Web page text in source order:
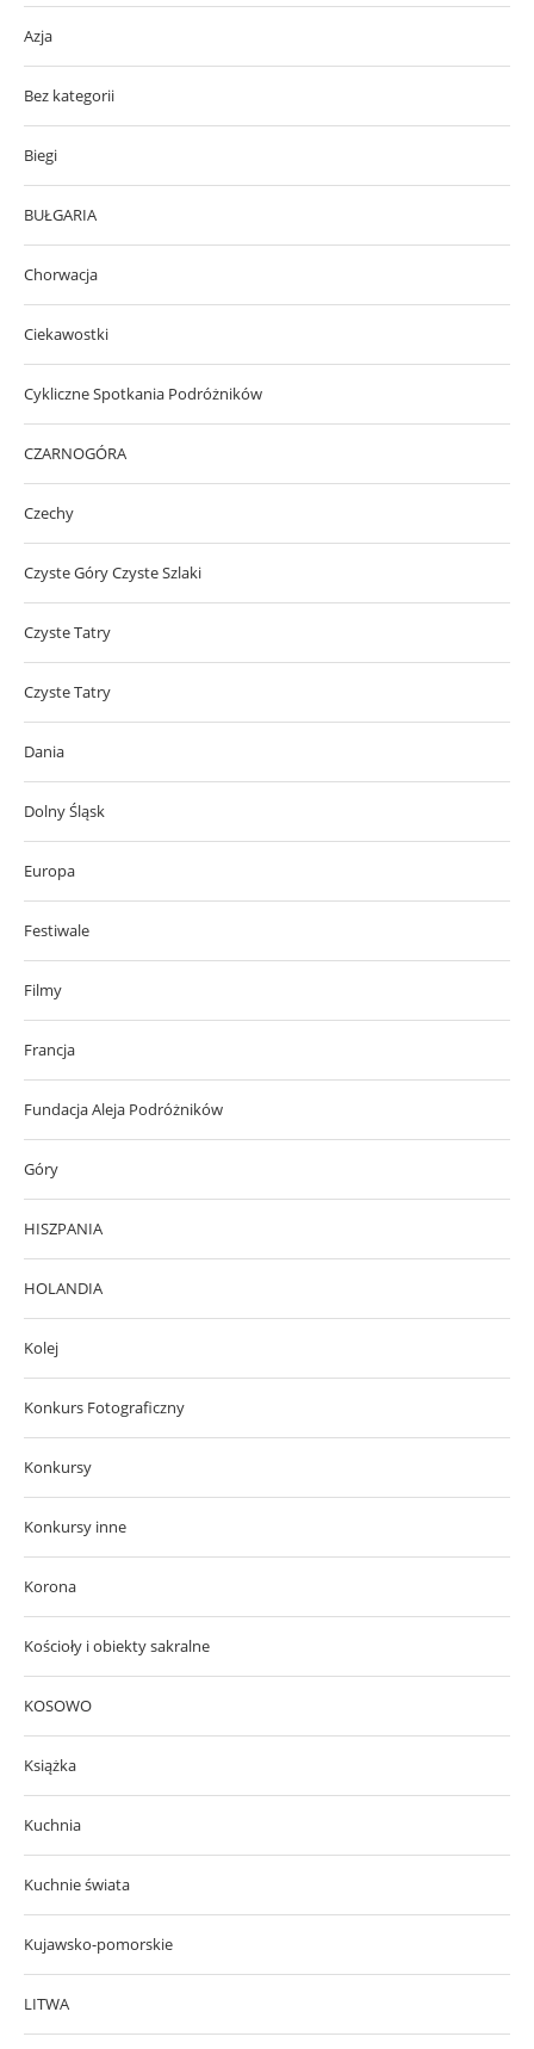
Azja
Bez kategorii
Biegi
BUŁGARIA
Chorwacja
Ciekawostki
Cykliczne Spotkania Podróżników
CZARNOGÓRA
Czechy
Czyste Góry Czyste Szlaki
Czyste Tatry
Czyste Tatry
Dania
Dolny Śląsk
Europa
Festiwale
Filmy
Francja
Fundacja Aleja Podróżników
Góry
HISZPANIA
HOLANDIA
Kolej
Konkurs Fotograficzny
Konkursy
Konkursy inne
Korona
Kościoły i obiekty sakralne
KOSOWO
Książka
Kuchnia
Kuchnie świata
Kujawsko-pomorskie
LITWA